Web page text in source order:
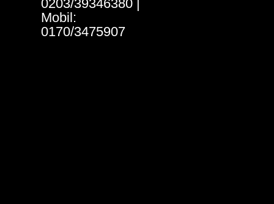
0203/39346380 |
Mobil:
0170/3475907